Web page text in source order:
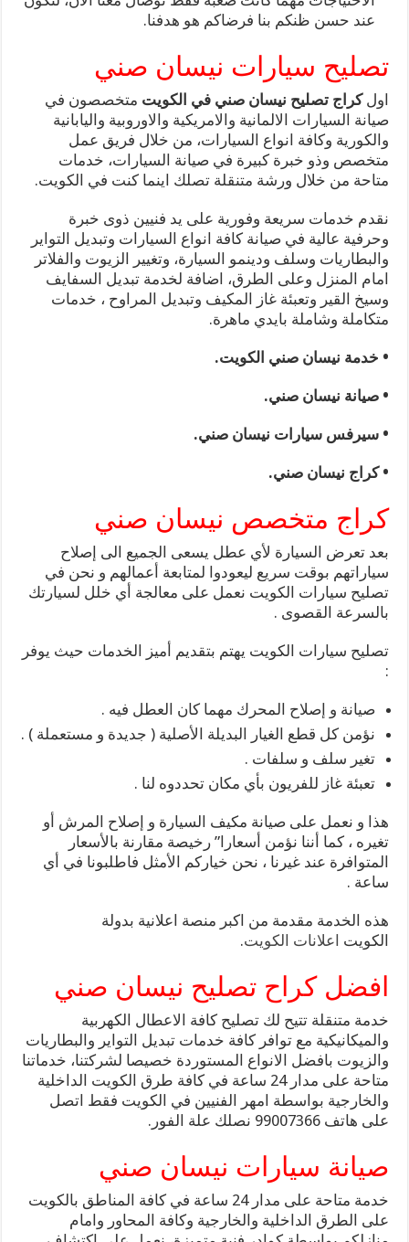
عند حسن ظنكم بنا فرضاكم هو هدفنا.
تصليح سيارات نيسان صني
اولكراج تصليح نيسان صني في الكويت متخصصون في
صيانة السيارات الالمانية والامريكية والاوروبية واليابانية
والكورية وكافة انواع السيارات، من خلال فريق عمل
متخصص وذو خبرة كبيرة في صيانة السيارات، خدمات
متاحة من خلال ورشة متنقلة تصلك اينما كنت في الكويت.
نقدم خدمات سريعة وفورية على يد فنيين ذوى خبرة
وحرفية عالية في صيانة كافة انواع السيارات وتبديل التواير
والبطاريات وسلف ودينمو السيارة، وتغيير الزيوت والفلاتر
امام المنزل وعلى الطرق، اضافة لخدمة تبديل السفايف
وسيخ القير وتعبئة غاز المكيف وتبديل المراوح ، خدمات
متكاملة وشاملة بايدي ماهرة.
• خدمة نيسان صني الكويت.
• صيانة نيسان صني.
• سيرفس سيارات نيسان صني.
• كراج نيسان صني.
كراج متخصص نيسان صني
بعد تعرض السيارة لأي عطل يسعى الجميع الى إصلاح
سياراتهم بوقت سريع ليعودوا لمتابعة أعمالهم و نحن في
تصليح سيارات الكويت نعمل على معالجة أي خلل لسيارتك
بالسرعة القصوى .
تصليح سيارات الكويت يهتم بتقديم أميز الخدمات حيث يوفر
:
صيانة و إصلاح المحرك مهما كان العطل فيه .
نؤمن كل قطع الغيار البديلة الأصلية ( جديدة و مستعملة ) .
تغير سلف و سلفات .
تعبئة غاز للفريون بأي مكان تحددوه لنا .
هذا و نعمل على صيانة مكيف السيارة و إصلاح المرش أو
تغيره ، كما أننا نؤمن أسعارا” رخيصة مقارنة بالأسعار
المتوافرة عند غيرنا ، نحن خياركم الأمثل فاطلبونا في أي
ساعة .
هذه الخدمة مقدمة من اكبر منصة اعلانية بدولة
الكويت اعلانات الكويت.
افضل كراح تصليح نيسان صني
خدمة متنقلة تتيح لك تصليح كافة الاعطال الكهربية
والميكانيكية مع توافر كافة خدمات تبديل التواير والبطاريات
والزيوت بافضل الانواع المستوردة خصيصا لشركتنا، خدماتنا
متاحة على مدار 24 ساعة في كافة طرق الكويت الداخلية
والخارجية بواسطة امهر الفنيين في الكويت فقط اتصل
على هاتف 99007366 نصلك علة الفور.
صيانة سيارات نيسان صني
خدمة متاحة على مدار 24 ساعة في كافة المناطق بالكويت
على الطرق الداخلية والخارجية وكافة المحاور وامام